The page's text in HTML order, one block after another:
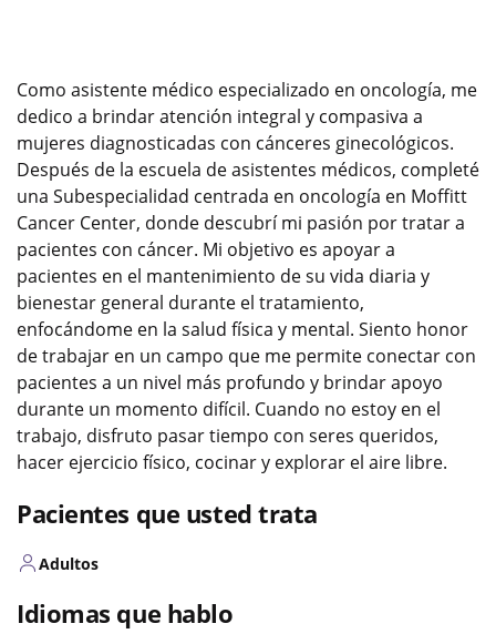
Como asistente médico especializado en oncología, me
dedico a brindar atención integral y compasiva a
mujeres diagnosticadas con cánceres ginecológicos.
Después de la escuela de asistentes médicos, completé
una Subespecialidad centrada en oncología en Moffitt
Cancer Center, donde descubrí mi pasión por tratar a
pacientes con cáncer. Mi objetivo es apoyar a
pacientes en el mantenimiento de su vida diaria y
bienestar general durante el tratamiento,
enfocándome en la salud física y mental. Siento honor
de trabajar en un campo que me permite conectar con
pacientes a un nivel más profundo y brindar apoyo
durante un momento difícil. Cuando no estoy en el
trabajo, disfruto pasar tiempo con seres queridos,
hacer ejercicio físico, cocinar y explorar el aire libre.
Pacientes que usted trata
Adultos
Idiomas que hablo